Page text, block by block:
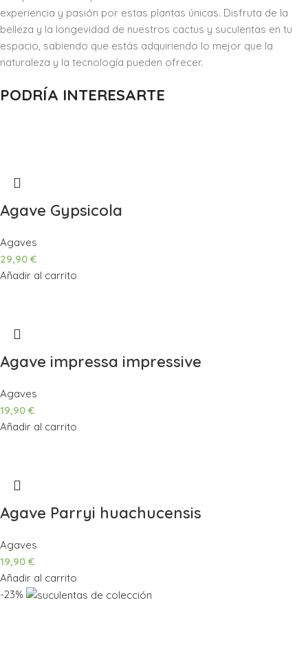
experiencia y pasión por estas plantas únicas. Disfruta de la
belleza y la longevidad de nuestros cactus y suculentas en tu
espacio, sabiendo que estás adquiriendo lo mejor que la
naturaleza y la tecnología pueden ofrecer.
PODRÍA INTERESARTE
Agave Gypsicola
Agaves
29,90 €
Añadir al carrito
Agave impressa impressive
Agaves
19,90 €
Añadir al carrito
Agave Parryi huachucensis
Agaves
19,90 €
Añadir al carrito
-23%